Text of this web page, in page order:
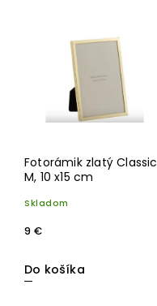
Fotorámik zlatý Classic
M, 10 x15 cm
Skladom
9 €
Do košíka